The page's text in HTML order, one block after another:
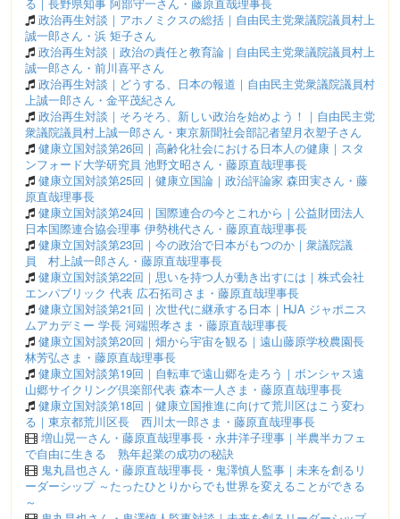
政治再生対談｜アホノミクスの総括｜自由民主党衆議院議員村上
誠一郎さん・浜 矩子さん
政治再生対談｜政治の責任と教育論｜自由民主党衆議院議員村上
誠一郎さん・前川喜平さん
政治再生対談｜どうする、日本の報道｜自由民主党衆議院議員村
上誠一郎さん・金平茂紀さん
政治再生対談｜そろそろ、新しい政治を始めよう！｜自由民主党
衆議院議員村上誠一郎さん・東京新聞社会部記者望月衣塑子さん
健康立国対談第26回｜高齢化社会における日本人の健康｜スタ
ンフォード大学研究員 池野文昭さん・藤原直哉理事長
健康立国対談第25回｜健康立国論｜政治評論家 森田実さん・藤
原直哉理事長
健康立国対談第24回｜国際連合の今とこれから｜公益財団法人
日本国際連合協会理事 伊勢桃代さん・藤原直哉理事長
健康立国対談第23回｜今の政治で日本がもつのか｜衆議院議
員 村上誠一郎さん・藤原直哉理事長
健康立国対談第22回｜思いを持つ人が動き出すには｜株式会社
エンパブリック 代表 広石拓司さま・藤原直哉理事長
健康立国対談第21回｜次世代に継承する日本｜HJA ジャポニス
ムアカデミー 学長 河端照孝さま・藤原直哉理事長
健康立国対談第20回｜畑から宇宙を観る｜遠山藤原学校農園長
林芳弘さま・藤原直哉理事長
健康立国対談第19回｜自転車で遠山郷を走ろう｜ボンシャス遠
山郷サイクリング倶楽部代表 森本一人さま・藤原直哉理事長
健康立国対談第18回｜健康立国推進に向けて荒川区はこう変わ
る｜東京都荒川区長 西川太一郎さま・藤原直哉理事長
増山晃一さん・藤原直哉理事長・永井洋子理事｜半農半カフェ
で自由に生きる 熟年起業の成功の秘訣
鬼丸昌也さん・藤原直哉理事長・鬼澤慎人監事｜未来を創るリ
ーダーシップ ～たったひとりからでも世界を変えることができる
～